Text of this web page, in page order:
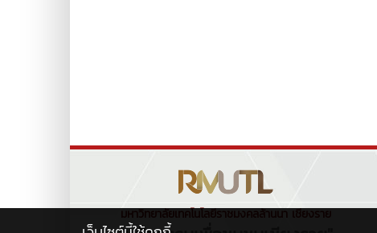
มหาวิทยาลัยเทคโนโลยีราชมงคลล้านนา เชียงราย